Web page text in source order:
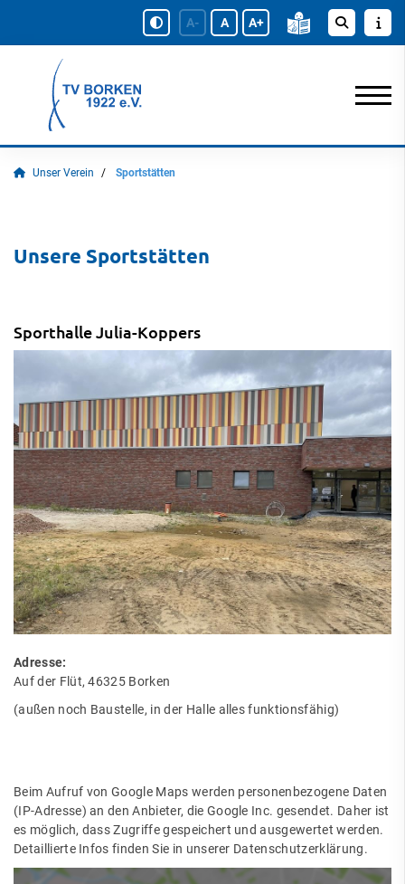
A- A A+
Unser Verein Sportstätten
Unsere Sportstätten
Sporthalle Julia-Koppers
Adresse:
Auf der Flüt, 46325 Borken
(außen noch Baustelle, in der Halle alles funktionsfähig)
Beim Aufruf von Google Maps werden personenbezogene Daten
(IP-Adresse) an den Anbieter, die Google Inc. gesendet. Daher ist
es möglich, dass Zugriffe gespeichert und ausgewertet werden.
Detaillierte Infos finden Sie in unserer Datenschutzerklärung.